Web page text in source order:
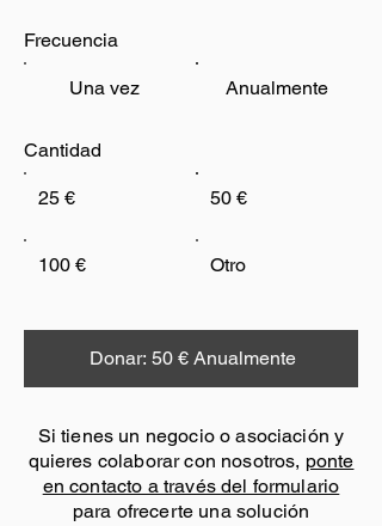
Frecuencia
Una vez Anualmente
Cantidad
25 € 50 €
100 € Otro
Donar: 50 € Anualmente
Si tienes un negocio o asociación y
quieres colaborar con nosotros, ponte
en contacto a través del formulario
para ofrecerte una solución